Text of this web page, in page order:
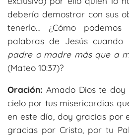
debería demostrar con sus
tenerlo… ¿Cómo
palabras de Jesús cuando
padre o madre más que a
(Mateo 10:37)?
Oración: Amado Dios te
cielo por tus misericordias
en este día, doy gracias por
gracias por Cristo, por tu